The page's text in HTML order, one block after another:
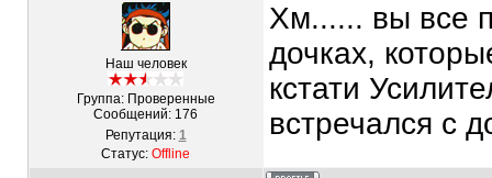
Наш человек
Группа: Проверенные
Сообщений: 176
Репутация: 1
Статус: Offline
Хм...... вы все
дочках,
кстати
встречался с